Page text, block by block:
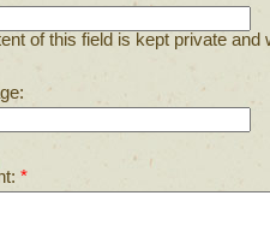
of this field is kept private and
*